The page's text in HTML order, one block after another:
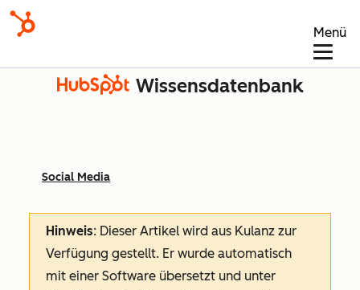
Menü
Wissensdatenbank
Social Media
Hinweis: Dieser Artikel wird aus Kulanz zur
Verfügung gestellt. Er wurde automatisch
mit einer Software übersetzt und unter